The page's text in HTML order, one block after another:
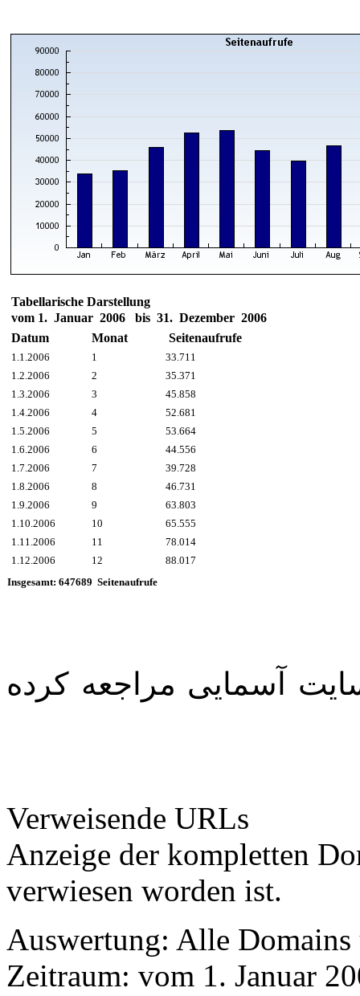
Tabellarische Darstellung
vom 1. Januar 2006 bis 31. Dezember 2006
Datum
Monat Seitenaufrufe
1.1.2006 1
33.711
1.2.2006
2
35.371
1.3.2006
3
45.858
1.4.2006
4
52.681
1.5.2006
5
53.664
1.6.2006
6
44.556
1.7.2006
7
39.728
1.8.2006
8
46.731
1.9.2006
9
63.803
1.10.2006
10
65.555
1.11.2006
11
78.014
1.12.2006
12
88.017
Insgesamt: 647689 Seitenaufrufe
آسمايی مراجعه کرده
Verweisende URLs
Anzeige der kompletten
verwiesen worden ist.
Auswertung: Alle Domains
Zeitraum: vom 1. Januar